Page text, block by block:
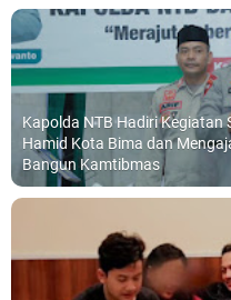
Kapolda NTB Hadiri
Hamid Kota Bima dan
Bangun Kamtibmas